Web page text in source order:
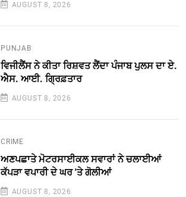
AUGUST 8, 2026
PUNJAB
ਵਿਜੀਲੈਂਸ ਨੇ ਕੀਤਾ ਰਿਸ਼ਵਤ ਲੈਂਦਾ ਪੰਜਾਬ ਪੁਲਸ ਦਾ ਏ.
ਐਸ. ਆਈ. ਗ੍ਰਿਫ਼ਤਾਰ
AUGUST 8, 2026
CRIME
ਅਣਪਛਾਤੇ ਮੋਟਰਸਾਈਕਲ ਸਵਾਰਾਂ ਨੇ ਚਲਾਈਆਂ
ਕੱਪੜਾ ਵਪਾਰੀ ਦੇ ਘਰ 'ਤੇ ਗੋਲੀਆਂ
AUGUST 8, 2026